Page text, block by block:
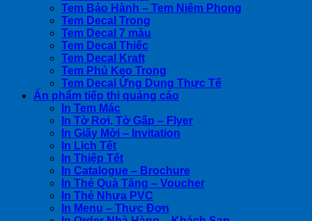
Tem Bảo Hành – Tem Niêm Phong
Tem Decal Trong
Tem Decal 7 màu
Tem Decal Thiếc
Tem Decal Kraft
Tem Phủ Keo Trong
Tem Decal Ứng Dụng Thực Tế
Ấn phẩm tiếp thị quảng cáo
In Tem Mác
In Tờ Rơi, Tờ Gấp – Flyer
In Giấy Mời – Invitation
In Lịch Tết
In Thiệp Tết
In Catalogue – Brochure
In Thẻ Quà Tặng – Voucher
In Thẻ Nhựa PVC
In Menu – Thực Đơn